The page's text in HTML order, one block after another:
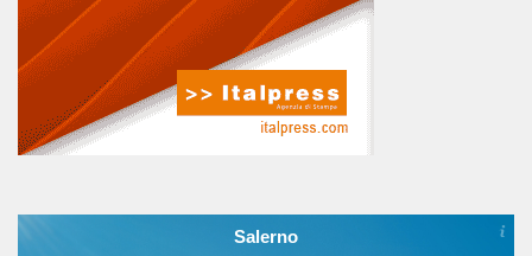
Salerno